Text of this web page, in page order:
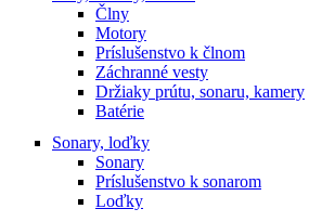
Člny
Motory
Príslušenstvo k člnom
Záchranné vesty
Držiaky prútu, sonaru, kamery
Batérie
Sonary, loďky
Sonary
Príslušenstvo k sonarom
Loďky